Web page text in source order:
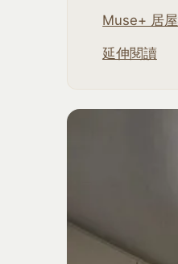
Muse+ 居
延伸閱讀